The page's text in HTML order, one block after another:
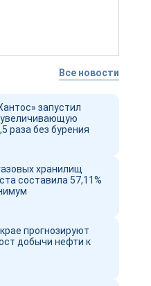
Все новости
запустил
увеличивающую
раза без бурения
хранилищ
составила 57,11%
прогнозируют
добычи нефти к